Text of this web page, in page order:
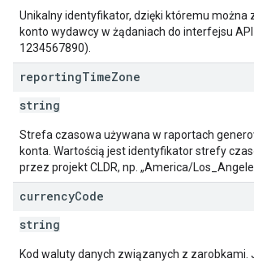
Unikalny identyfikator, dzięki któremu można
konto wydawcy w żądaniach do interfejsu
1234567890).
reportingTimeZone
string
Strefa czasowa używana w raportach
konta. Wartością jest identyfikator strefy
przez projekt CLDR, np. „America/
currencyCode
string
Kod waluty danych związanych z